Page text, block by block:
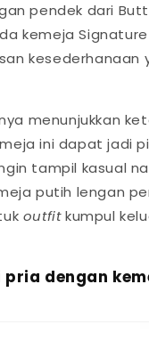
pendek dari
kemeja Signature
kesederhanaan
menunjukkan
ini dapat jadi
tampil kasual
putih lengan
outfitkumpul
pria dengan